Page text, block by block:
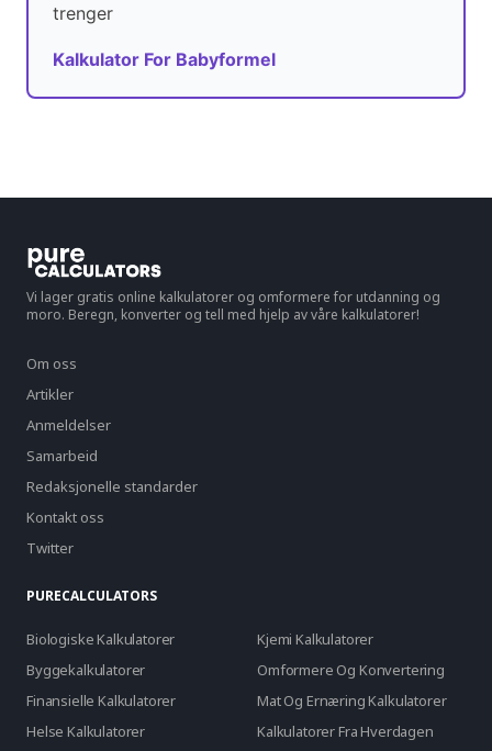
trenger
Kalkulator For Babyformel
Vi lager gratis online kalkulatorer og omformere for utdanning og
moro. Beregn, konverter og tell med hjelp av våre kalkulatorer!
Om oss
Artikler
Anmeldelser
Samarbeid
Redaksjonelle standarder
Kontakt oss
Twitter
PURECALCULATORS
Biologiske Kalkulatorer
Kjemi Kalkulatorer
Byggekalkulatorer
Omformere Og Konvertering
Finansielle Kalkulatorer
Mat Og Ernæring Kalkulatorer
Helse Kalkulatorer
Kalkulatorer Fra Hverdagen